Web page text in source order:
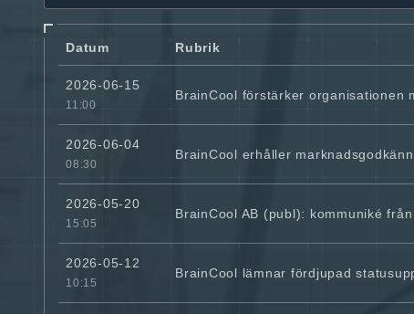
Datum Rubrik
2026-06-15
11:00
BrainCool förstärker organisationen
2026-06-04
08:30
BrainCool erhåller
2026-05-20
15:05
BrainCool AB (publ): kommuniké
2026-05-12
10:15
BrainCool lämnar fördjupad